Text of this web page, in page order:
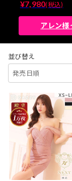
¥7,980(税込)
アレン様
並び替え
発売日順